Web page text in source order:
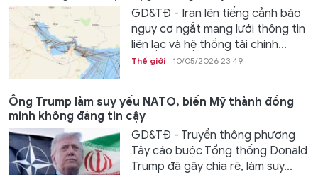
GD&TĐ - Iran lên tiếng cảnh báo
nguy cơ ngắt mạng lưới thông tin
liên lạc và hệ thống tài chính...
Thế giới 10/05/2026 23:49
Ông Trump làm suy yếu NATO, biến Mỹ thành đồng
minh không đáng tin cậy
GD&TĐ - Truyền thông phương
Tây cáo buộc Tổng thống Donald
Trump đã gây chia rẽ, làm suy...